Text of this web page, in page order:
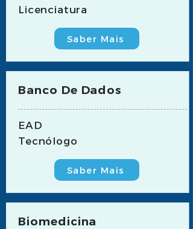
Licenciatura
Saber Mais
Banco De Dados
EAD
Tecnólogo
Saber Mais
Biomedicina